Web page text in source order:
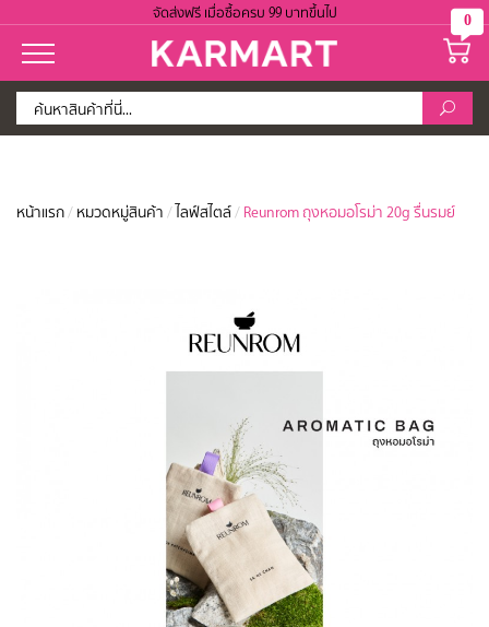
จัดส่งฟรี เมื่อซื้อครบ 99 บาทขึ้นไป 0
หน้าแรก / หมวดหมู่สินค้า / ไลฟ์สไตล์ / Reunrom ถุงหอมอโรม่า 20g รื่นรมย์